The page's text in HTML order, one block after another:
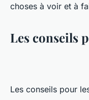
choses à voir et à
Les conseils
Les conseils pour